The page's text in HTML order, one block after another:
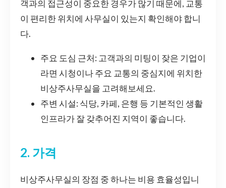
객과의 접근성이 중요한 경우가 많기 때문에, 교통
이 편리한 위치에 사무실이 있는지 확인해야 합니
다.
주요 도심 근처: 고객과의 미팅이 잦은 기업이
라면 시청이나 주요 교통의 중심지에 위치한
비상주사무실을 고려해보세요.
주변 시설: 식당, 카페, 은행 등 기본적인 생활
인프라가 잘 갖추어진 지역이 좋습니다.
2. 가격
비상주사무실의 장점 중 하나는 비용 효율성입니